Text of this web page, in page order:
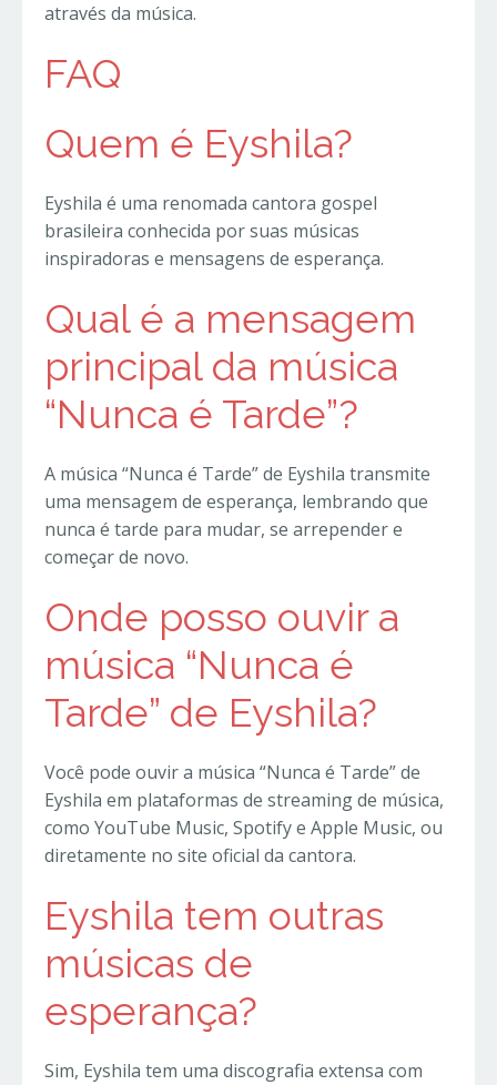
através da música.
FAQ
Quem é Eyshila?
Eyshila é uma renomada cantora gospel
brasileira conhecida por suas músicas
inspiradoras e mensagens de esperança.
Qual é a mensagem
principal da música
“Nunca é Tarde”?
A música “Nunca é Tarde” de Eyshila transmite
uma mensagem de esperança, lembrando que
nunca é tarde para mudar, se arrepender e
começar de novo.
Onde posso ouvir a
música “Nunca é
Tarde” de Eyshila?
Você pode ouvir a música “Nunca é Tarde” de
Eyshila em plataformas de streaming de música,
como YouTube Music, Spotify e Apple Music, ou
diretamente no site oficial da cantora.
Eyshila tem outras
músicas de
esperança?
Sim, Eyshila tem uma discografia extensa com